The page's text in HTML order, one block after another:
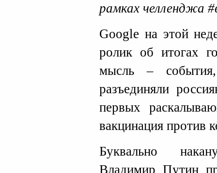
рамках челленджа
Google на этой
ролик об итогах
мысль –
разъединяли
первых
вакцинация против
Буквально
Владимир Путин